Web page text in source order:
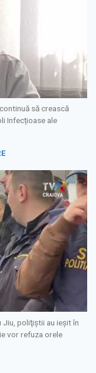
să crească
Infecțioase ale
Jiu, poliţiştii au ieşit în
vor refuza orele